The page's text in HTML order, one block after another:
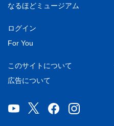
なるほどミュージアム
ログイン
For You
このサイトについて
広告について